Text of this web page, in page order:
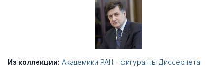
Из коллекции: Академики РАН - фигуранты Диссернета